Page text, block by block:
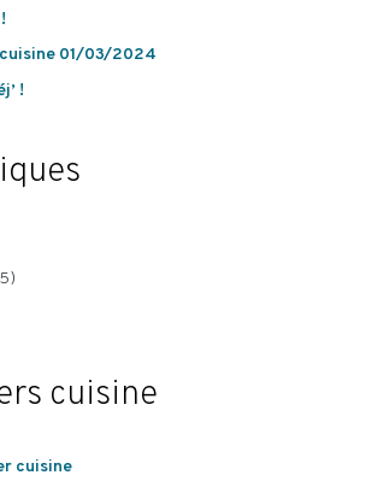
01/03/2024
!
cuisine
cuisine